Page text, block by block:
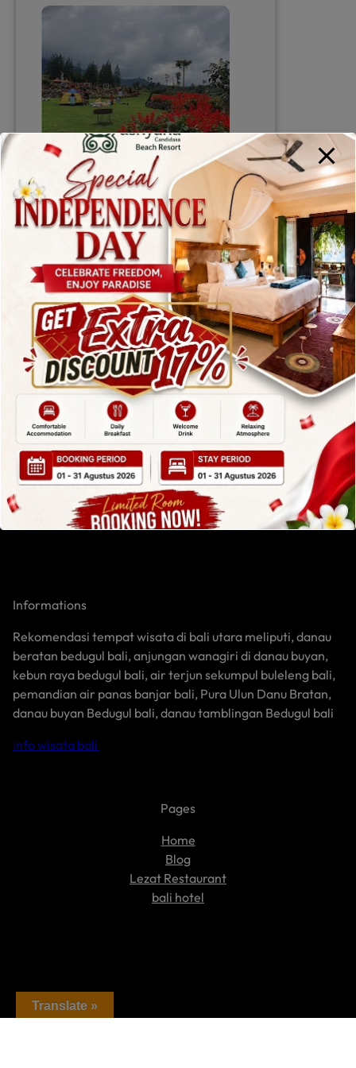
Liburan Tenang di
Anjungan Wanagiri dan
Danau Buyan Bali
June 17, 2025 ashyana
Liburan Tenang di Anjungan
Wanagiri dan Danau Buyan Bali
Liburan Tenang di Anjungan
Wanagiri dan Danau Buyan Bali
Danau Buyan…
Read More:
Liburan
Tenang
di
Anjungan
Wanagiri
dan
Informations
Rekomendasi tempat wisata di bali utara meliputi, danau
beratan bedugul bali, anjungan wanagiri di danau buyan,
kebun raya bedugul bali, air terjun sekumpul buleleng bali,
pemandian air panas banjar bali, Pura Ulun Danu Bratan,
danau buyan Bedugul bali, danau tamblingan Bedugul bali
info wisata bali
Pages
Home
Blog
Lezat Restaurant
bali hotel
Translate »